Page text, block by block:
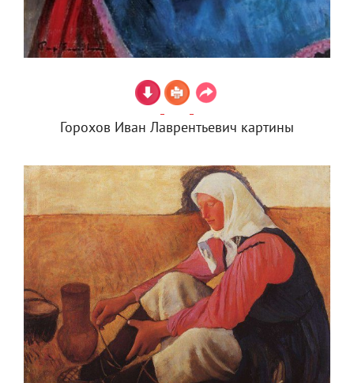
Горохов Иван Лаврентьевич картины